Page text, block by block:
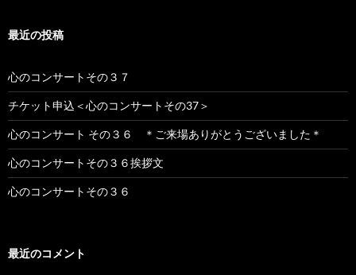
ョ
ン
最近の投稿
心のコンサートその３７
チケット申込＜心のコンサートその37＞
心のコンサート その３６ ＊ご来場ありがとうございました＊
心のコンサートその３６挨拶文
心のコンサートその３６
最近のコメント